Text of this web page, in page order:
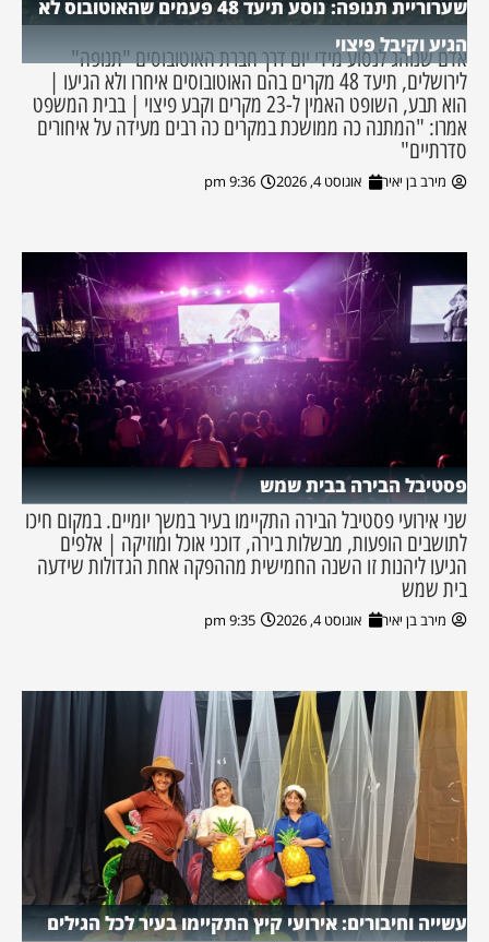
שערוריית תנופה: נוסע תיעד 48 פעמים שהאוטובוס לא
הגיע וקיבל פיצוי
אדם שנוהג לנסוע מידי יום דרך חברת האוטובוסים "תנופה"
לירושלים, תיעד 48 מקרים בהם האוטובוסים איחרו ולא הגיעו |
הוא תבע, השופט האמין ל-23 מקרים וקבע פיצוי | בבית המשפט
אמרו: "המתנה כה ממושכת במקרים כה רבים מעידה על איחורים
סדרתיים"
מירב בן יאיר אוגוסט 4, 2026 9:36 pm
פסטיבל הבירה בבית שמש
שני אירועי פסטיבל הבירה התקיימו בעיר במשך יומיים. במקום חיכו
לתושבים הופעות, מבשלות בירה, דוכני אוכל ומוזיקה | אלפים
הגיעו ליהנות זו השנה החמישית מההפקה אחת הגדולות שידעה
בית שמש
מירב בן יאיר אוגוסט 4, 2026 9:35 pm
עשייה וחיבורים: אירועי קיץ התקיימו בעיר לכל הגילים